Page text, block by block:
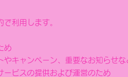
利用します。
め
やキャンペーン、重要なお知らせ
ービスの提供および運営のため